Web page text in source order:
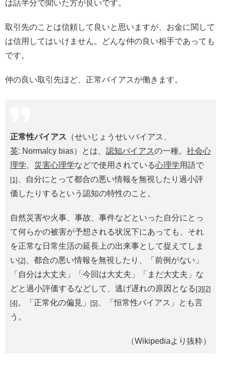
は話半分で聞いた方が良いです。
取引先のことは信頼して良いと思いますが、お金に関して
は信用してはいけません。どんな仲の良い相手であっても
です。
仲の良い取引先ほど、正常バイアスが働きます。
正常性バイアス （せいじょうせいバイアス、
英: Normalcy bias）とは、 認知バイアスの一種。 社会心
理学
災害心理学などで使用されている心理学用語で
[1]
、自分にとって都合の悪い情報を無視したり過小評
価したりするという認知の特性のこと。
自然災害や火事、事故、事件などといった自分にとっ
て何らかの被害が予想される状況下にあっても、それ
を正常な日常生活の延長上の出来事として捉えてしま
い [2]
、都合の悪い情報を無視したり、「前例がない」
「自分は大丈夫」「今回は大丈夫」「まだ大丈夫」な
どと過小評価するなどして、逃げ遅れの原因となる [3] [2]
[4] 。「正常化の偏見」 [5]
、「恒常性バイアス」とも言
う。
（Wikipediaより抜粋）